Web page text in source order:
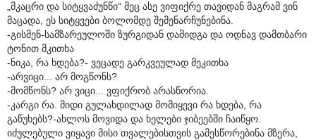
„მკაცრი და სიტყვაძუნწი“ მეც ასე ვიფიქრე თავიდან მაგრამ ვინ
მაცადა, ეს სიტყვები ბოლომდე შემენარჩუნებინა.
-გისმენ-სამზარეულოში ზურგიდან დამიდგა და ოდნავ დამთბარი
ტონით მკითხა
-ნიკა, რა ხდება?- ვეცადე გარკვეულად მეკითხა
-არვიცი... არ მოგწონს?
-მომწონს? არ ვიცი... ვფიქრობ არასწორია.
-კარგი რა. მიდი გულახდილად მომიყევი რა ხდება, რა
გაწუხებს?-ახლოს მოვიდა და ხელები ჯიბეებში ჩაიწყო.
იძულებული ვიყავი მისი თვალებისთვის გამესწორებინა მზერა,